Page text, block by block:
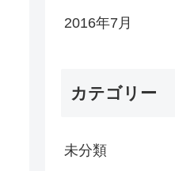
2016年7月
カテゴリー
未分類